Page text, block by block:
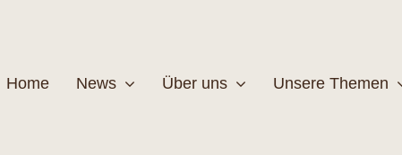
Home News Über uns Unsere Themen